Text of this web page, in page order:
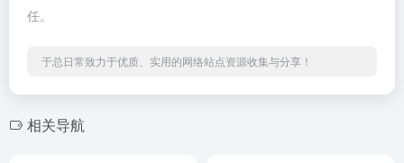
任。
于总日常致力于优质、实用的网络站点资源收集与分享！
相关导航